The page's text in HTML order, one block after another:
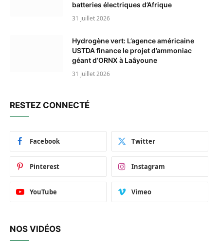
batteries électriques d’Afrique
31 juillet 2026
Hydrogène vert: L’agence américaine
USTDA finance le projet d’ammoniac
géant d’ORNX à Laâyoune
31 juillet 2026
RESTEZ CONNECTÉ
Facebook Twitter
Pinterest Instagram
YouTube Vimeo
NOS VIDÉOS